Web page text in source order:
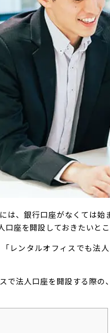
は、銀行口座がなくては
座を開設しておきたいとこ
レンタルオフィスでも法
で法人口座を開設する際